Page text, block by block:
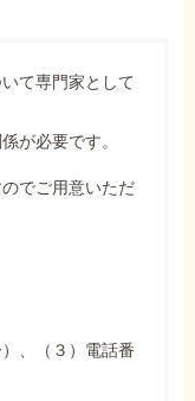
て専門家として
が必要です。
でご用意いただ
、（３）電話番